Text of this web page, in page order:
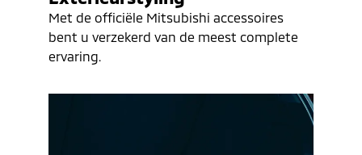
Met de officiële Mitsubishi accessoires
bent u verzekerd van de meest complete
ervaring.